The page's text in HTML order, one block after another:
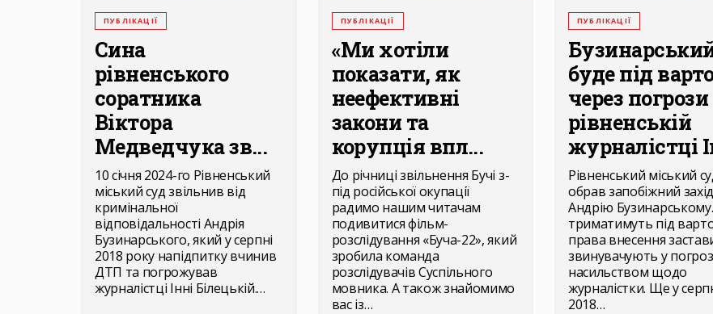
ПУБЛІКАЦІЇ
Сина
рівненського
соратника
Віктора
Медведчука зв...
10 січня 2024-го Рівненський
міський суд звільнив від
кримінальної
відповідальності Андрія
Бузинарського, який у серпні
2018 року напідпитку вчинив
ДТП та погрожував
журналістці Інні Білецькій.…
ПУБЛІКАЦІЇ
«Ми хотіли
показати, як
неефективні
закони та
корупція впл...
До річниці звільнення Бучі з-
під російської окупації
радимо нашим читачам
подивитися фільм-
розслідування «Буча-22», який
зробила команда
розслідувачів Суспільного
мовника. А також знайомимо
вас із…
ПУБЛІКАЦІЇ
буде під
через погрози
рівненській
журналістці
Рівненський міський
обрав запобіжний захід
Андрію
триматимуть під
права внесення
звинувачують у
насильством щодо
журналістки. Ще у
2018…